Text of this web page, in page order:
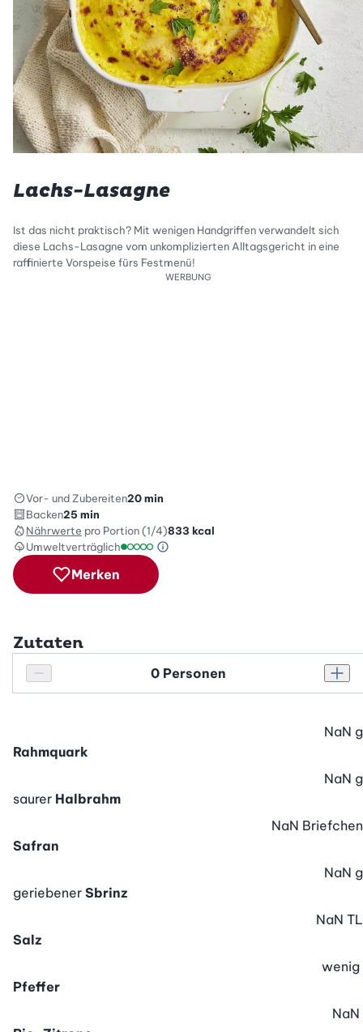
Lachs-Lasagne
Ist das nicht praktisch? Mit wenigen Handgriffen verwandelt sich
diese Lachs-Lasagne vom unkomplizierten Alltagsgericht in eine
raffinierte Vorspeise fürs Festmenü!
WERBUNG
Vor- und Zubereiten20 min
Backen25 min
Nährwerte pro Portion (1/4)833 kcal
Umweltverträglich
Umweltverträglichkeitsskala: 1 von 5
Green Betty Skala Info
Merken
Zutaten
Personenanzahl verringern
Personenanzahl
Rahmquark
NaN g
saurer Halbrahm
NaN g
Safran
NaN Briefchen
geriebener Sbrinz
NaN g
Salz
NaN TL
Pfeffer
wenig
NaN